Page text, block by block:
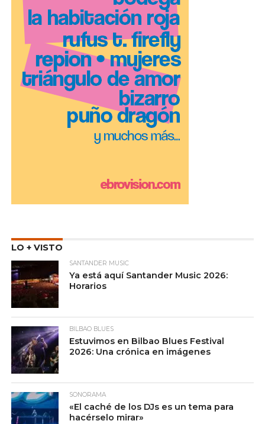
LO + VISTO
SANTANDER MUSIC
Ya está aquí Santander Music 2026:
Horarios
BILBAO BLUES
Estuvimos en Bilbao Blues Festival
2026: Una crónica en imágenes
SONORAMA
«El caché de los DJs es un tema para
hacérselo mirar»